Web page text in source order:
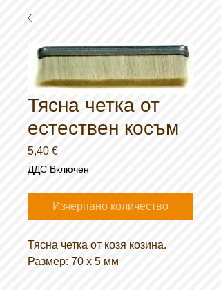
Тясна четка от
естествен косъм
5,40 €Цена
ДДС Включен
Изчерпано количество
Тясна четка от козя козина.
Размер: 70 х 5 мм